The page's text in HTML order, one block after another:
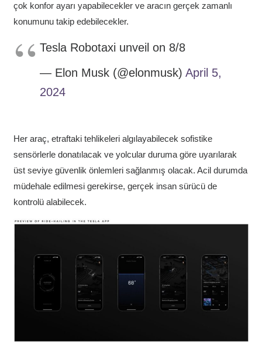
çok konfor ayarı yapabilecekler ve aracın gerçek zamanlı
konumunu takip edebilecekler.
Tesla Robotaxi unveil on 8/8
— Elon Musk (@elonmusk) April 5,
2024
Her araç, etraftaki tehlikeleri algılayabilecek sofistike
sensörlerle donatılacak ve yolcular duruma göre uyarılarak
üst seviye güvenlik önlemleri sağlanmış olacak. Acil durumda
müdehale edilmesi gerekirse, gerçek insan sürücü de
kontrolü alabilecek.